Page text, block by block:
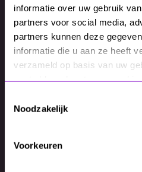
informatie over uw gebruik
partners voor social media,
partners kunnen deze
informatie die u aan ze heeft
verzameld op basis van uw
Noodzakelijk
Voorkeuren
Waarom
SEA-marketing vereist
ervaring. Wij beschikken
en ervaring om jouw
richten, te beheren en te
juiste tools en
het maandelijks bijsturen